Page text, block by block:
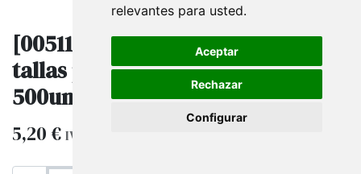
relevantes para usted.
Aceptar
Rechazar
Configurar
[005113-NG] Clips identificador de
tallas para perchas Talla M Negro
500und
5,20€ IVA excluido